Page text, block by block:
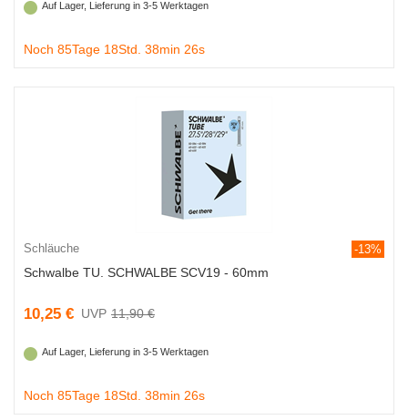
Auf Lager, Lieferung in 3-5 Werktagen
Noch 85Tage 18Std. 38min 25s
Schläuche -13%
Schwalbe TU. SCHWALBE SCV19 - 60mm
10,25 € 11,90 €
Auf Lager, Lieferung in 3-5 Werktagen
Noch 85Tage 18Std. 38min 25s